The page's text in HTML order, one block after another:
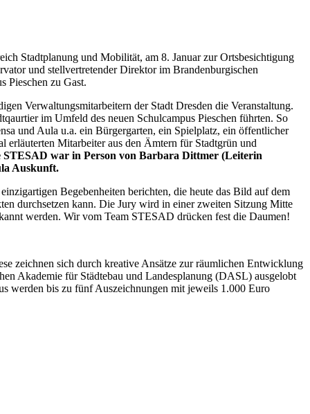
Stadtplanung und Mobilität, am 8. Januar zur Ortsbesichtigung
und stellvertretender Direktor im Brandenburgischen
Pieschen zu Gast.
Verwaltungsmitarbeitern der Stadt Dresden die Veranstaltung.
im Umfeld des neuen Schulcampus Pieschen führten. So
und Aula u.a. ein Bürgergarten, ein Spielplatz, ein öffentlicher
erläuterten Mitarbeiter aus den Ämtern für Stadtgrün und
STESAD war in Person von Barbara Dittmer (Leiterin
Auskunft.
Begebenheiten berichten, die heute das Bild auf dem
durchsetzen kann. Die Jury wird in einer zweiten Sitzung Mitte
werden. Wir vom Team STESAD drücken fest die Daumen!
zeichnen sich durch kreative Ansätze zur räumlichen Entwicklung
Akademie für Städtebau und Landesplanung (DASL) ausgelobt
werden bis zu fünf Auszeichnungen mit jeweils 1.000 Euro